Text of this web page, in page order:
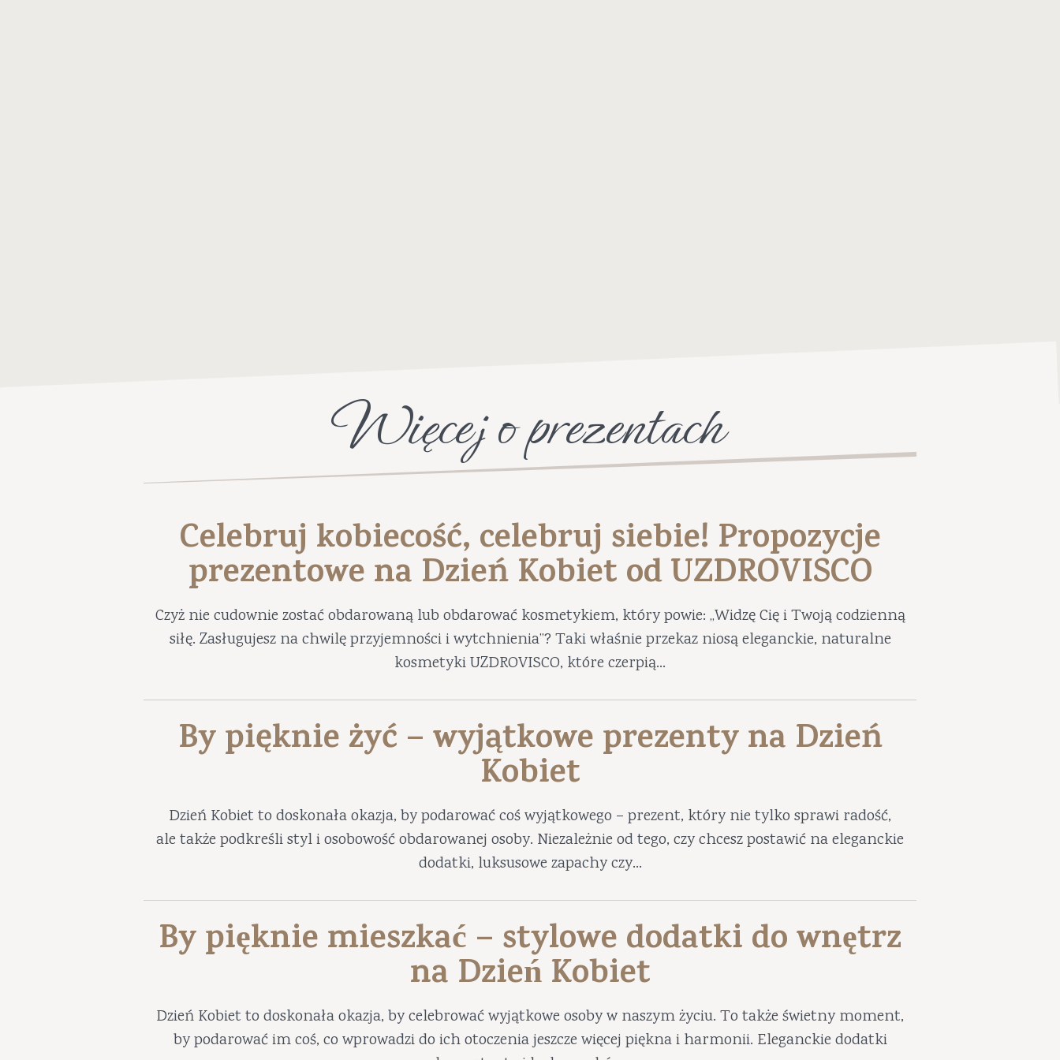
Więcej o prezentach
Celebruj kobiecość, celebruj siebie! Propozycje
prezentowe na Dzień Kobiet od UZDROVISCO
Czyż nie cudownie zostać obdarowaną lub obdarować kosmetykiem, który powie: „Widzę Cię i Twoją codzienną
siłę. Zasługujesz na chwilę przyjemności i wytchnienia”? Taki właśnie przekaz niosą eleganckie, naturalne
kosmetyki UZDROVISCO, które czerpią...
By pięknie żyć – wyjątkowe prezenty na Dzień
Kobiet
Dzień Kobiet to doskonała okazja, by podarować coś wyjątkowego – prezent, który nie tylko sprawi radość,
ale także podkreśli styl i osobowość obdarowanej osoby. Niezależnie od tego, czy chcesz postawić na eleganckie
dodatki, luksusowe zapachy czy...
By pięknie mieszkać – stylowe dodatki do wnętrz
na Dzień Kobiet
Dzień Kobiet to doskonała okazja, by celebrować wyjątkowe osoby w naszym życiu. To także świetny moment,
by podarować im coś, co wprowadzi do ich otoczenia jeszcze więcej piękna i harmonii. Eleganckie dodatki